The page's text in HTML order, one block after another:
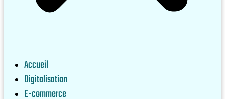
Accueil
Digitalisation
E-commerce